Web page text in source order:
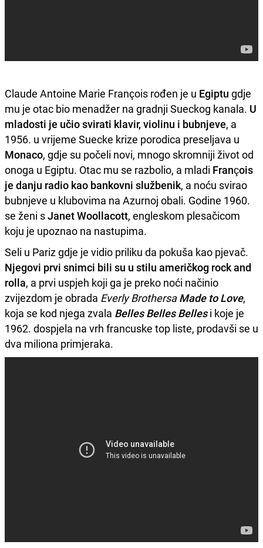
Claude Antoine Marie François rođen je u Egiptu gdje
mu je otac bio menadžer na gradnji Sueckog kanala. U
mladosti je učio svirati klavir, violinu i bubnjeve, a
1956. u vrijeme Suecke krize porodica preseljava u
Monaco, gdje su počeli novi, mnogo skromniji život od
onoga u Egiptu. Otac mu se razbolio, a mladi François
je danju radio kao bankovni službenik, a noću svirao
bubnjeve u klubovima na Azurnoj obali. Godine 1960.
se ženi sJanet Woollacott, engleskom plesačicom
koju je upoznao na nastupima.
Seli u Pariz gdje je vidio priliku da pokuša kao pjevač.
Njegovi prvi snimci bili su u stilu američkog rock and
rolla, a prvi uspjeh koji ga je preko noći načinio
zvijezdom je obrada Everly BrothersaMade to Love,
koja se kod njega zvala Belles Belles Bellesi koje je
1962. dospjela na vrh francuske top liste, prodavši se u
dva miliona primjeraka.